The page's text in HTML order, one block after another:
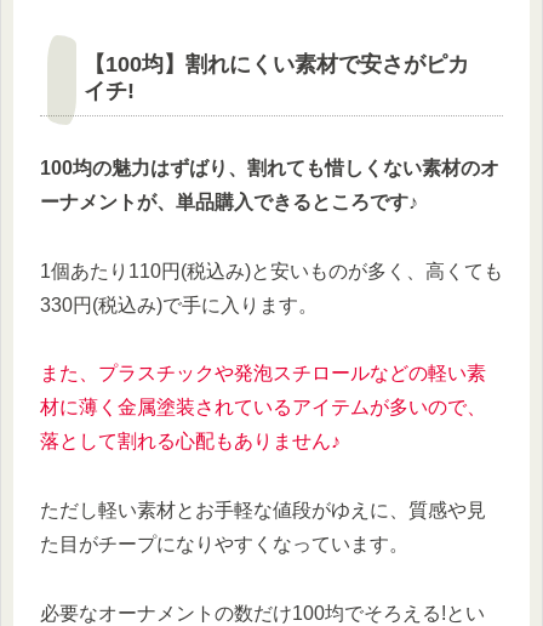
【100均】割れにくい素材で安さがピカ
イチ!
100均の魅力はずばり、割れても惜しくない素材のオ
ーナメントが、単品購入できるところです♪
1個あたり110円(税込み)と安いものが多く、高くても
330円(税込み)で手に入ります。
また、プラスチックや発泡スチロールなどの軽い素
材に薄く金属塗装されているアイテムが多いので、
落として割れる心配もありません♪
ただし軽い素材とお手軽な値段がゆえに、質感や見
た目がチープになりやすくなっています。
必要なオーナメントの数だけ100均でそろえる!とい